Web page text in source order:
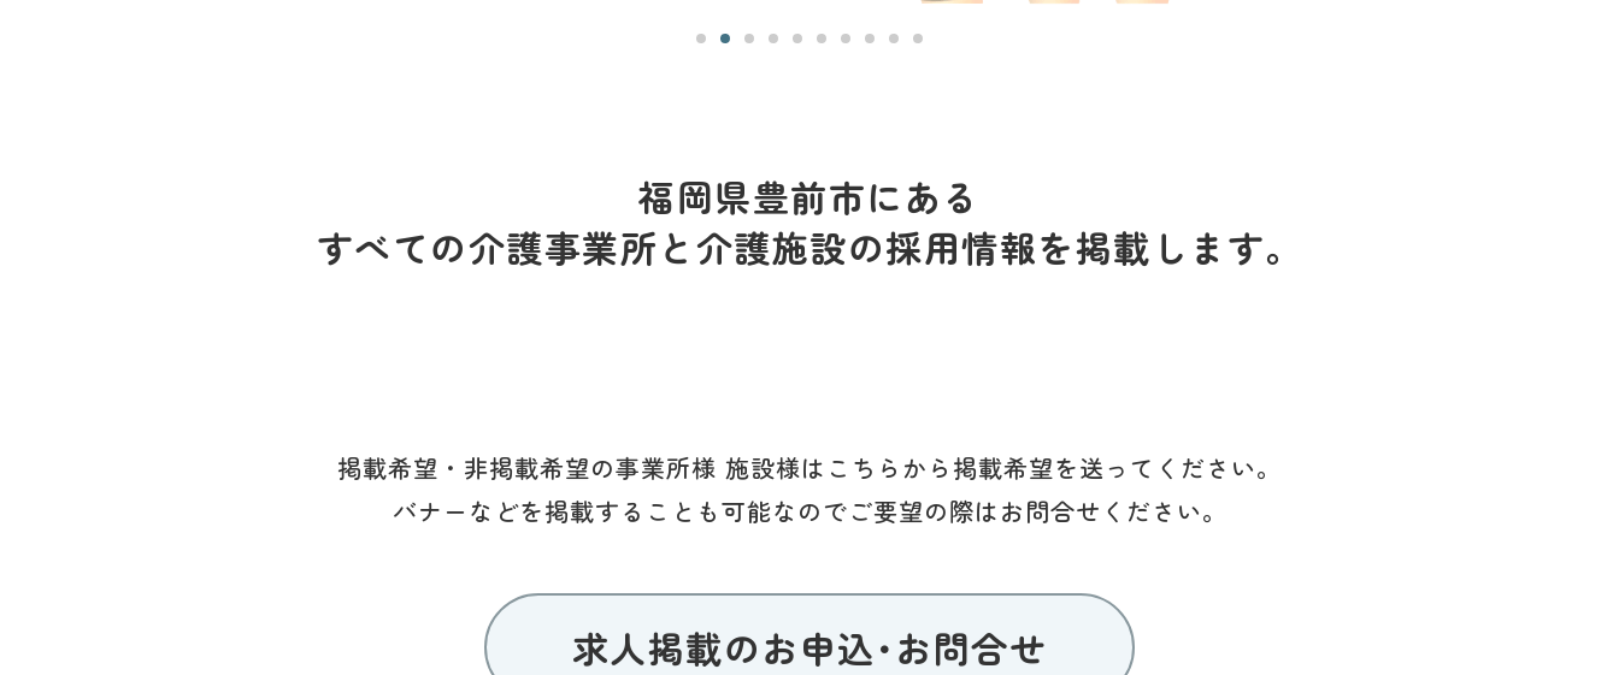
福岡県豊前市にある
すべての介護事業所と介護施設の採用情報を掲載します。
掲載希望・非掲載希望の事業所様 施設様はこちらから掲載希望を送ってください。
バナーなどを掲載することも可能なのでご要望の際はお問合せください。
求人掲載のお申込･お問合せ